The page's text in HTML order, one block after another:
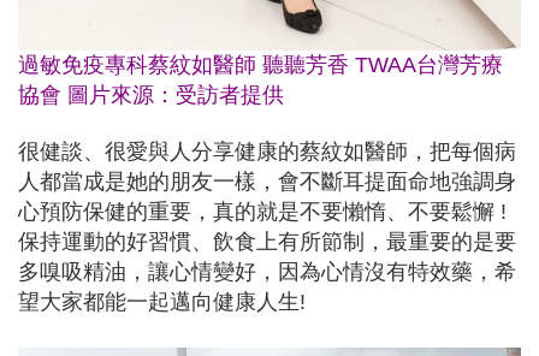
過敏免疫專科蔡紋如醫師 聽聽芳香 TWAA台灣芳療
協會 圖片來源：受訪者提供
很健談、很愛與人分享健康的蔡紋如醫師，把每個病
人都當成是她的朋友一樣，會不斷耳提面命地強調身
心預防保健的重要，真的就是不要懶惰、不要鬆懈 !
保持運動的好習慣、飲食上有所節制，最重要的是要
多嗅吸精油，讓心情變好，因為心情沒有特效藥，希
望大家都能一起邁向健康人生!